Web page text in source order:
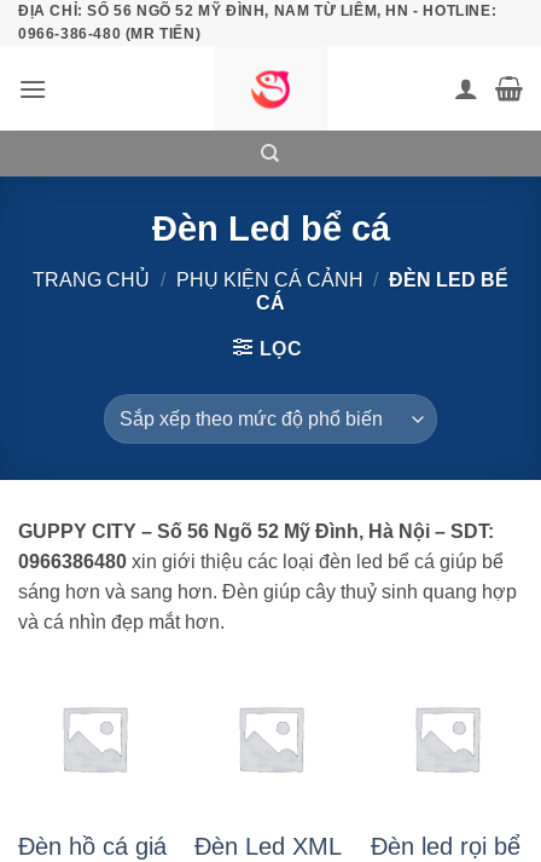
Bỏ
qua
dung
ĐỊA CHỈ: SỐ 56 NGÕ 52 MỸ ĐÌNH, NAM TỪ LIÊM, HN - HOTLINE:
0966-386-480 (MR TIẾN)
Đèn Led bể cá
TRANG CHỦ / PHỤ KIỆN CÁ CẢNH / ĐÈN LED BỂ
CÁ
LỌC
GUPPY CITY – Số 56 Ngõ 52 Mỹ Đình, Hà Nội – SDT:
0966386480 xin giới thiệu các loại đèn led bể cá giúp bể
sáng hơn và sang hơn. Đèn giúp cây thuỷ sinh quang hợp
và cá nhìn đẹp mắt hơn.
Đèn hồ cá giá
Đèn Led XML
Đèn led rọi bể